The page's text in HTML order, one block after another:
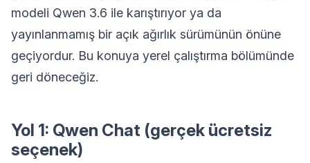
modeli Qwen 3.6 ile karıştırıyor ya da
yayınlanmamış bir açık ağırlık sürümünün önüne
geçiyordur. Bu konuya yerel çalıştırma bölümünde
geri döneceğiz.
Yol 1: Qwen Chat (gerçek ücretsiz
seçenek)